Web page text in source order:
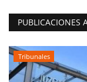
PUBLICACIONES
Tribunales